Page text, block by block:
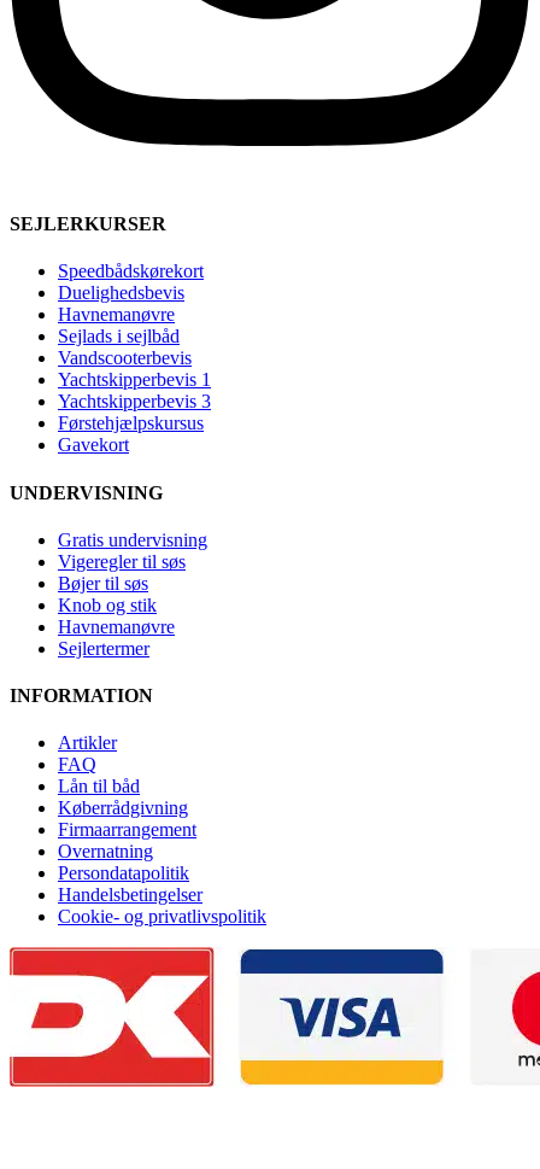
SEJLERKURSER
Speedbådskørekort
Duelighedsbevis
Havnemanøvre
Sejlads i sejlbåd
Vandscooterbevis
Yachtskipperbevis 1
Yachtskipperbevis 3
Førstehjælpskursus
Gavekort
UNDERVISNING
Gratis undervisning
Vigeregler til søs
Bøjer til søs
Knob og stik
Havnemanøvre
Sejlertermer
INFORMATION
Artikler
FAQ
Lån til båd
Køberrådgivning
Firmaarrangement
Overnatning
Persondatapolitik
Handelsbetingelser
Cookie- og privatlivspolitik